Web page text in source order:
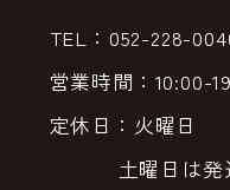
TEL：052-228-
営業時間：10:00-
定休日：火曜日
土曜日は